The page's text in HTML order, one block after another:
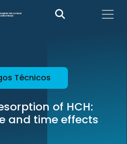
Técnicos
of HCH:
and time effects